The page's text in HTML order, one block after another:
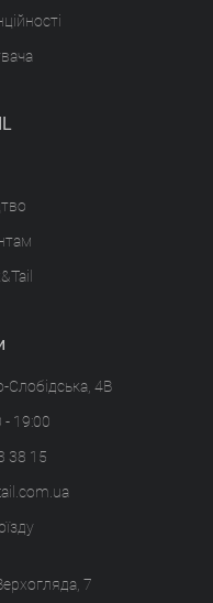
Слобідська, 4В
19:00
38 15
7